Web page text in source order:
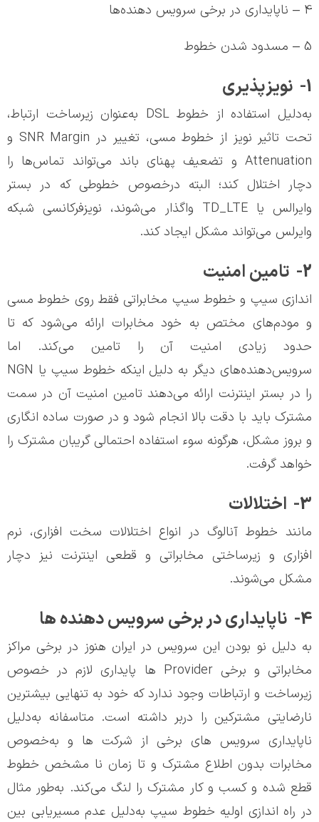
4 – ناپایداری در برخی سرویس دهنده‌ها
5 – مسدود شدن خطوط
1- نویزپذیری
به‌دلیل استفاده از خطوط DSL به‌عنوان زیرساخت ارتباط،
تحت تاثیر نویز از خطوط مسی، تغییر در SNR Margin و
Attenuation و تضعیف پهنای باند می‌تواند تماس‌ها را
دچار اختلال کند؛ البته درخصوص خطوطی که در بستر
وایرالس یا TD_LTE واگذار می‌شوند، نویزفرکانسی شبکه
وایرلس می‌تواند مشکل ایجاد کند.
2- تامین امنیت
اندازي سيپ و خطوط سیپ مخابراتی فقط روی خطوط مسی
و مودم‌های مختص به خود مخابرات ارائه می‌شود که تا
حدود زیادی امنیت آن را تامین می‌کند. اما
سرویس‌دهنده‌های دیگر به دلیل اینکه خطوط سیپ یا NGN
را در بستر اینترنت ارائه می‌دهند تامین امنیت آن در سمت
مشترک باید با دقت بالا انجام شود و در صورت ساده انگاری
و بروز مشکل، هرگونه سوء استفاده احتمالی گریبان مشترک را
خواهد گرفت.
3- اختلالات
مانند خطوط آنالوگ در انواع اختلالات سخت افزاری، نرم
افزاری و زیرساختی مخابراتی و قطعی اینترنت نیز دچار
مشکل می‌شوند.
4- ناپایداری در برخی سرویس دهنده ها
به دلیل نو بودن این سرویس در ایران هنوز در برخی مراکز
مخابراتی و برخی Provider ها پایداری لازم در خصوص
زیرساخت و ارتباطات وجود ندارد که خود به تنهایی بیشترین
نارضایتی مشترکین را دربر داشته است. متاسفانه به‌دلیل
ناپایداری سرویس های برخی از شرکت ها و به‌خصوص
مخابرات بدون اطلاع مشترک و تا زمان نا مشخص خطوط
قطع شده و کسب و کار مشترک را لنگ می‌کند. به‌طور مثال
در راه اندازی اولیه خطوط سیپ به‌دلیل عدم مسیریابی بین